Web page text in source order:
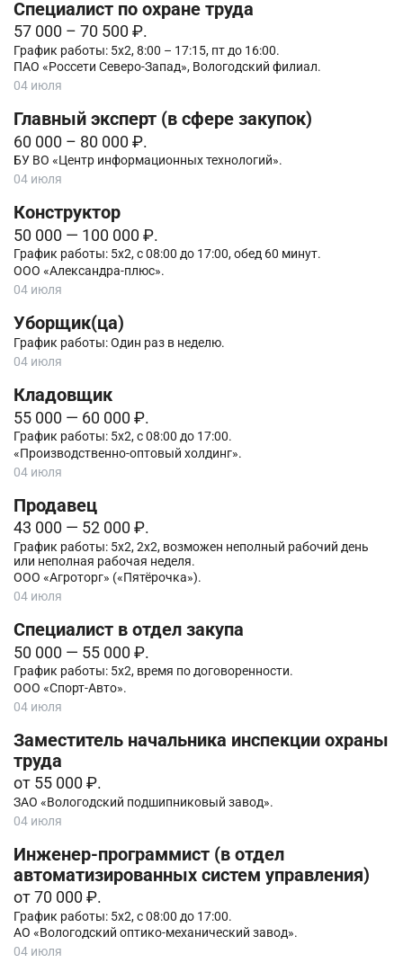
Специалист по охране труда
57 000 – 70 500 ₽.
График работы: 5х2, 8:00 – 17:15, пт до 16:00.
ПАО «Россети Северо-Запад», Вологодский филиал.
04 июля
Главный эксперт (в сфере закупок)
60 000 – 80 000 ₽.
БУ ВО «Центр информационных технологий».
04 июля
Конструктор
50 000 — 100 000 ₽.
График работы: 5х2, с 08:00 до 17:00, обед 60 минут.
ООО «Александра-плюс».
04 июля
Уборщик(ца)
График работы: Один раз в неделю.
04 июля
Кладовщик
55 000 — 60 000 ₽.
График работы: 5х2, с 08:00 до 17:00.
«Производственно-оптовый холдинг».
04 июля
Продавец
43 000 — 52 000 ₽.
График работы: 5х2, 2х2, возможен неполный рабочий день
или неполная рабочая неделя.
ООО «Агроторг» («Пятёрочка»).
04 июля
Специалист в отдел закупа
50 000 — 55 000 ₽.
График работы: 5х2, время по договоренности.
ООО «Спорт-Авто».
04 июля
Заместитель начальника инспекции охраны
труда
от 55 000 ₽.
ЗАО «Вологодский подшипниковый завод».
04 июля
Инженер-программист (в отдел
автоматизированных систем управления)
от 70 000 ₽.
График работы: 5х2, с 08:00 до 17:00.
АО «Вологодский оптико-механический завод».
04 июля